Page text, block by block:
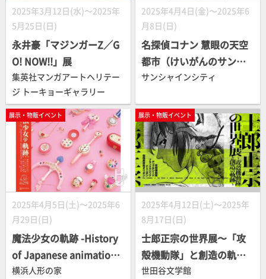
2025年3月12日(水)～2025年
5月25日(日)
永井豪「マジンガーZ／G
O! NOW!!」展
集英社マンガアートヘリテー
ジ トーキョーギャラリー
2025年4月4日(金)～2025年6
月8日(日)
名探偵コナン 慧眼の天空
都市（けいがんのサンシ
ャインシティ）
サンシャインシティ
展示・物販イベント
2025年4月5日(土)～2025年6
月29日(日)
魔法少女の軌跡 -History
of Japanese animation f
or girls-
横浜人形の家
展示・物販イベント
2025年4月12日(土)～2025年
8月17日(日)
士郎正宗の世界展〜「攻
殻機動隊」と創造の軌
跡〜
世田谷文学館